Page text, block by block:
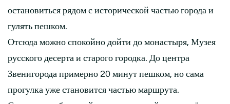
остановиться рядом с исторической частью города и
гулять пешком.
Отсюда можно спокойно дойти до монастыря, Музея
русского десерта и старого городка. До центра
Звенигорода примерно 20 минут пешком, но сама
прогулка уже становится частью маршрута.